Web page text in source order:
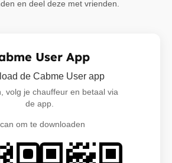
en deel deze met vrienden.
User App
de Cabme User app
volg je chauffeur en betaal via
de app.
om te downloaden